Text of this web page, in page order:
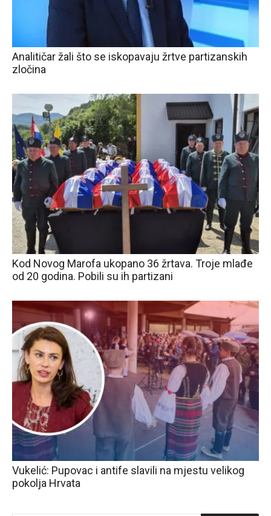
Analitičar žali što se iskopavaju žrtve partizanskih
zločina
Kod Novog Marofa ukopano 36 žrtava. Troje mlađe
od 20 godina. Pobili su ih partizani
Vukelić: Pupovac i antife slavili na mjestu velikog
pokolja Hrvata